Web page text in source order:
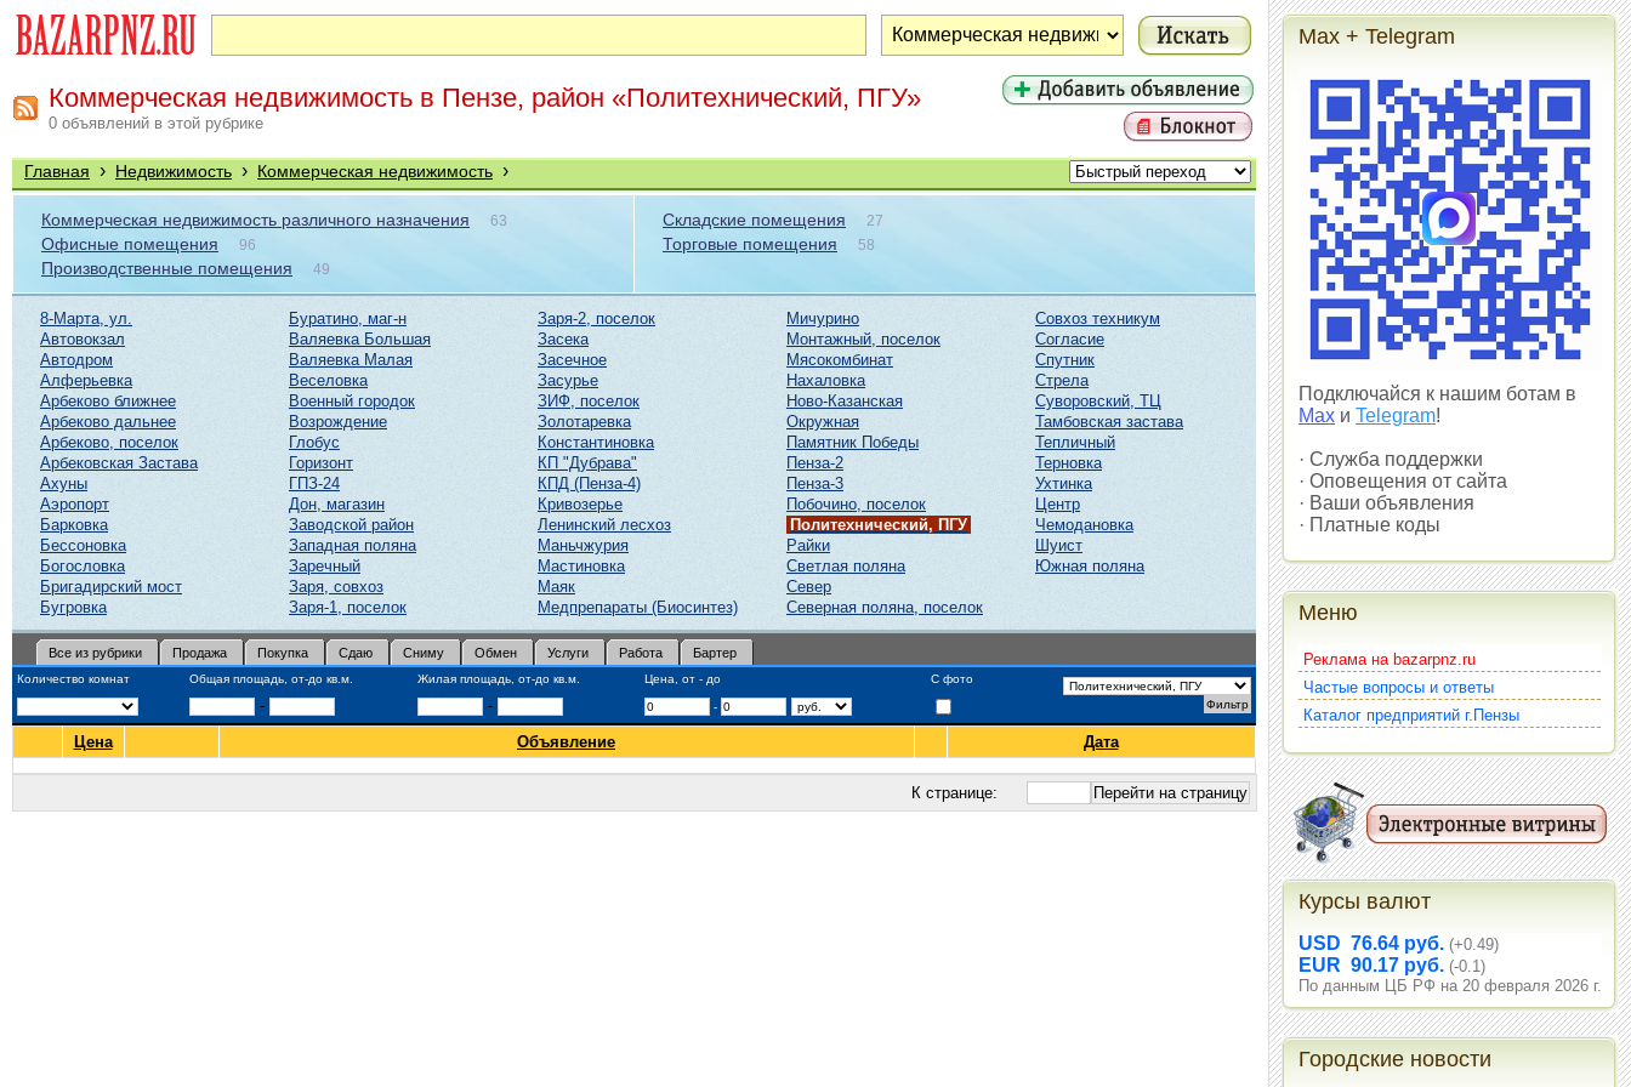
Коммерческая недвижимость в Пензе, район «Политехнический, ПГУ»
0 объявлений в этой рубрике
Главная › Недвижимость › Коммерческая недвижимость ›
Коммерческая недвижимость различного назначения 63
Офисные помещения 96
Производственные помещения 49
Складские помещения 27
Торговые помещения 58
8-Марта, ул.
Автовокзал
Автодром
Алферьевка
Арбеково ближнее
Арбеково дальнее
Арбеково, поселок
Арбековская Застава
Ахуны
Аэропорт
Барковка
Бессоновка
Богословка
Бригадирский мост
Бугровка
Буратино, маг-н
Валяевка Большая
Валяевка Малая
Веселовка
Военный городок
Возрождение
Глобус
Горизонт
ГПЗ-24
Дон, магазин
Заводской район
Западная поляна
Заречный
Заря, совхоз
Заря-1, поселок
Заря-2, поселок
Засека
Засечное
Засурье
ЗИФ, поселок
Золотаревка
Константиновка
КП "Дубрава"
КПД (Пенза-4)
Кривозерье
Ленинский лесхоз
Маньчжурия
Мастиновка
Маяк
Медпрепараты (Биосинтез)
Мичурино
Монтажный, поселок
Мясокомбинат
Нахаловка
Ново-Казанская
Окружная
Памятник Победы
Пенза-2
Пенза-3
Побочино, поселок
Политехнический, ПГУ
Райки
Светлая поляна
Север
Северная поляна, поселок
Совхоз техникум
Согласие
Спутник
Стрела
Суворовский, ТЦ
Тамбовская застава
Тепличный
Терновка
Ухтинка
Центр
Чемодановка
Шуист
Южная поляна
Все из рубрики Продажа Покупка Сдаю Сниму Обмен Услуги Работа Бартер
Количество комнат Общая площадь, от-до кв.м. Жилая площадь, от-до кв.м. Цена, от - до С фото
- - -
Цена Объявление Дата
К странице:
Max + Telegram
Подключайся к нашим ботам в
Max и Telegram!
· Служба поддержки
· Оповещения от сайта
· Ваши объявления
· Платные коды
Меню
Реклама на bazarpnz.ru
Частые вопросы и ответы
Каталог предприятий г.Пензы
Курсы валют
USD 76.64 руб. (+0.49)
EUR 90.17 руб. (-0.1)
По данным ЦБ РФ на 20 февраля 2026 г.
Городские новости